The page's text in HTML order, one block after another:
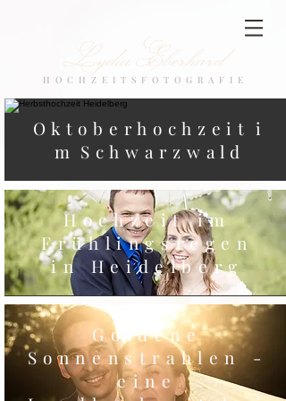
Lydia Eberhard
H O C H Z E I T S F O T O G R A F I E
O k t o b e r h o c h z e i t i
m S c h w a r z w a l d
Hochzeit im
Frühlingsregen
in Heidelberg
Goldene
Sonnenstrahlen -
eine